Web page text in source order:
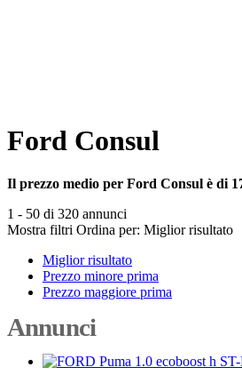
Ford Consul
Il prezzo medio per Ford Consul è di
1 - 50 di 320 annunci
Mostra filtri Ordina per: Miglior risultato
Miglior risultato
Prezzo minore prima
Prezzo maggiore prima
Annunci